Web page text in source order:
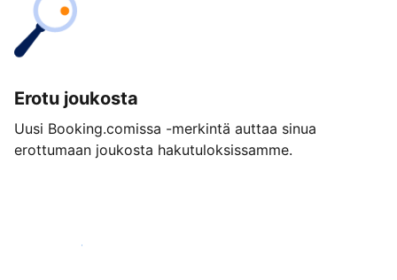
Erotu joukosta
Uusi Booking.comissa -merkintä auttaa sinua
erottumaan joukosta hakutuloksissamme.
Aloita jo tänään